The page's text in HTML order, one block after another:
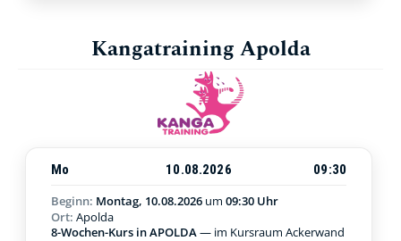
Kangatraining Apolda
Mo 10.08.2026
09:30
Beginn: Montag, 10.08.2026 um 09:30 Uhr
Ort: Apolda
8-Wochen-Kurs in APOLDA— im Kursraum Ackerwand